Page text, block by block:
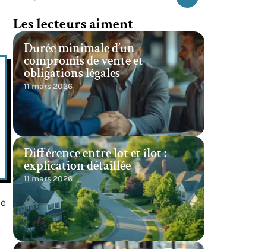
Les lecteurs aiment
Durée minimale d’un
compromis de vente et
obligations légales
11 mars 2026
Différence entre lot et îlot :
explication détaillée
11 mars 2026